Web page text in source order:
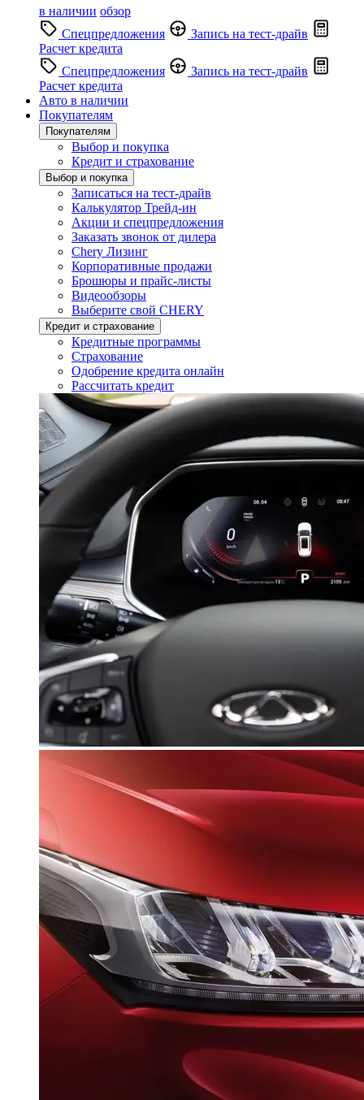
в наличии обзор
Спецпредложения
Запись на тест-драйв
Расчет кредита
Спецпредложения
Запись на тест-драйв
Расчет кредита
Авто в наличии
Покупателям
Покупателям
Выбор и покупка
Кредит и страхование
Выбор и покупка
Записаться на тест-драйв
Калькулятор Трейд-ин
Акции и спецпредложения
Заказать звонок от дилера
Chery Лизинг
Корпоративные продажи
Брошюры и прайс-листы
Видеообзоры
Выберите свой CHERY
Кредит и страхование
Кредитные программы
Страхование
Одобрение кредита онлайн
Рассчитать кредит